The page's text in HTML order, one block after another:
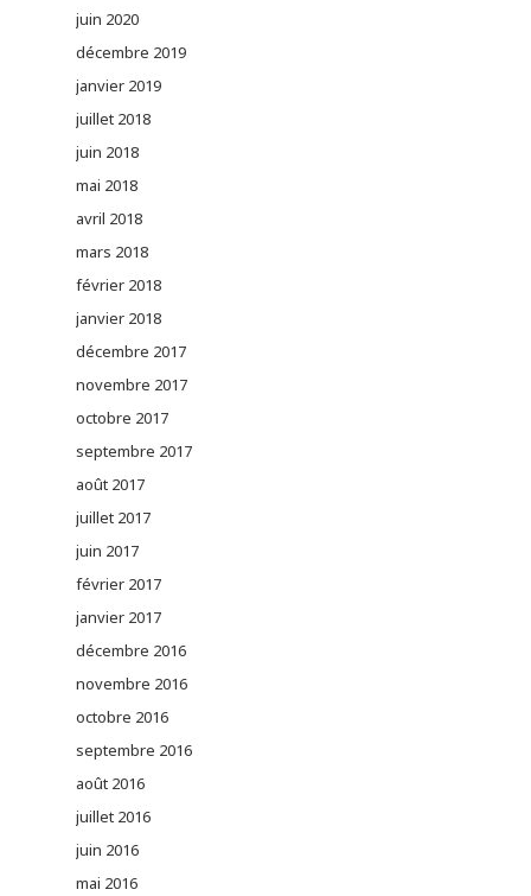
juin 2020
décembre 2019
janvier 2019
juillet 2018
juin 2018
mai 2018
avril 2018
mars 2018
février 2018
janvier 2018
décembre 2017
novembre 2017
octobre 2017
septembre 2017
août 2017
juillet 2017
juin 2017
février 2017
janvier 2017
décembre 2016
novembre 2016
octobre 2016
septembre 2016
août 2016
juillet 2016
juin 2016
mai 2016